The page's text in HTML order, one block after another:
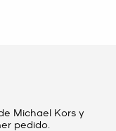
Michael Kors y
pedido.